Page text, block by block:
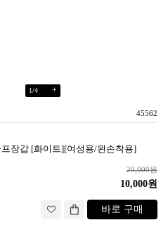
1 /4 +
45562
장갑 [화이트][여성용/왼손착용]
20,000원
10,000원
바로 구매